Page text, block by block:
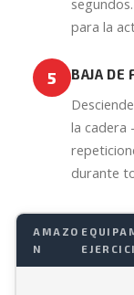
para la
5 BAJA DE
la cadera
durante
AMAZO
N